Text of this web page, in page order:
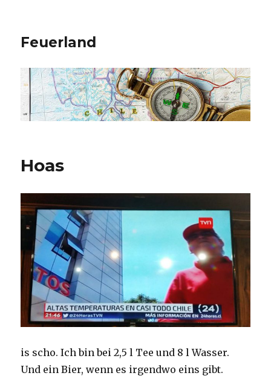
Feuerland
Hoas
is scho. Ich bin bei 2,5 l Tee und 8 l Wasser.
Und ein Bier, wenn es irgendwo eins gibt.